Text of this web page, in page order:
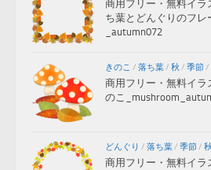
商用フリー・無料イラ
ち葉とどんぐりのフレ
_autumn072
きのこ / 落ち葉/ 秋 / 季節/
商用フリー・無料イラ
のこ
どんぐり / 落ち葉/ 季節/ 秋
商用フリー・無料イラ